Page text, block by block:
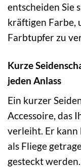
entscheiden Sie
kräftigen Farbe,
Farbtupfer zu
Kurze
jeden Anlass
Ein kurzer
Accessoire, das
verleiht. Er kann
als Fliege
gesteckt